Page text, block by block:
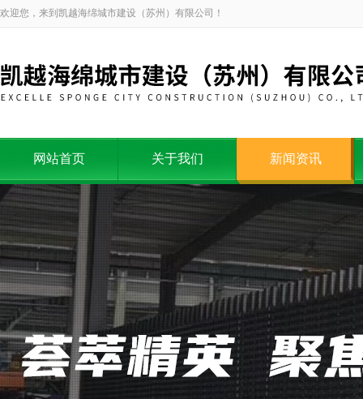
欢迎您，来到凯越海绵城市建设（苏州）有限公司！
网站首页 关于我们 新闻资讯